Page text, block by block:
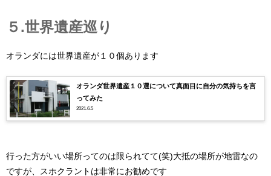
５.世界遺産巡り
オランダには世界遺産が１０個あります
オランダ世界遺産１０選について真面目に自分の気持ちを言
ってみた
2021.6.5
行った方がいい場所ってのは限られてて(笑)大抵の場所が地雷なの
ですが、スホクラントは非常にお勧めです